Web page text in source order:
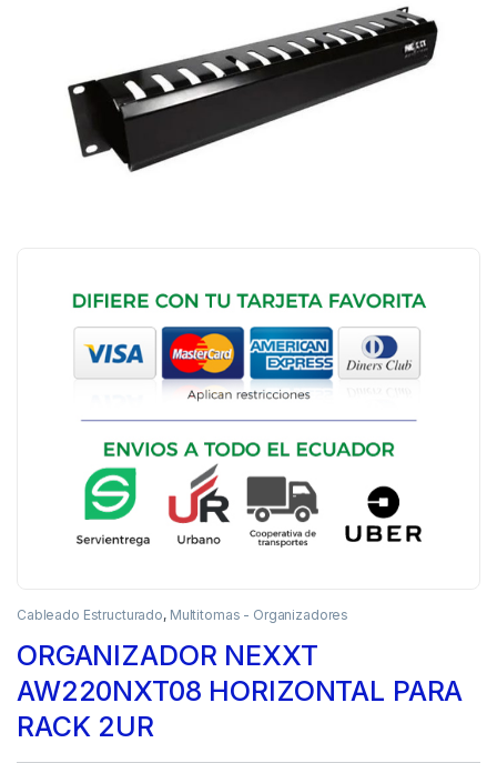
Cableado Estructurado, Multitomas - Organizadores
ORGANIZADOR NEXXT
AW220NXT08 HORIZONTAL PARA
RACK 2UR